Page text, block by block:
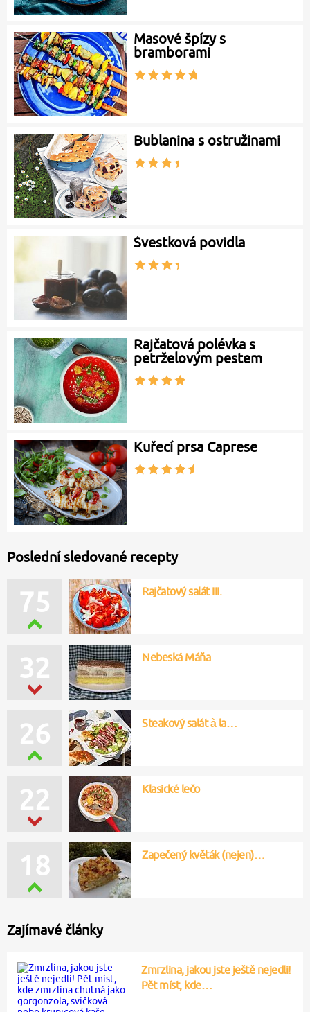
Masové špízy s
bramborami
Bublanina s ostružinami
Švestková povidla
Rajčatová polévka s
petrželovým pestem
Kuřecí prsa Caprese
Poslední sledované recepty
75 Rajčatový salát III.
32 Nebeská Máňa
26 Steakový salát à la…
22 Klasické lečo
18 Zapečený květák (nejen)…
Zajímavé články
Zmrzlina, jakou jste ještě nejedli!
Pět míst, kde…